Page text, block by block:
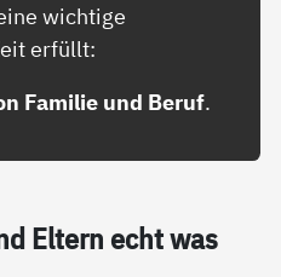
wichtige
erfüllt:
Familie und Beruf.
El­tern echt was